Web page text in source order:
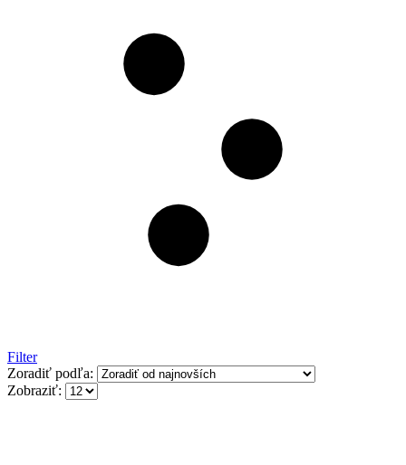
Filter
Zoradiť podľa:
Zobraziť: